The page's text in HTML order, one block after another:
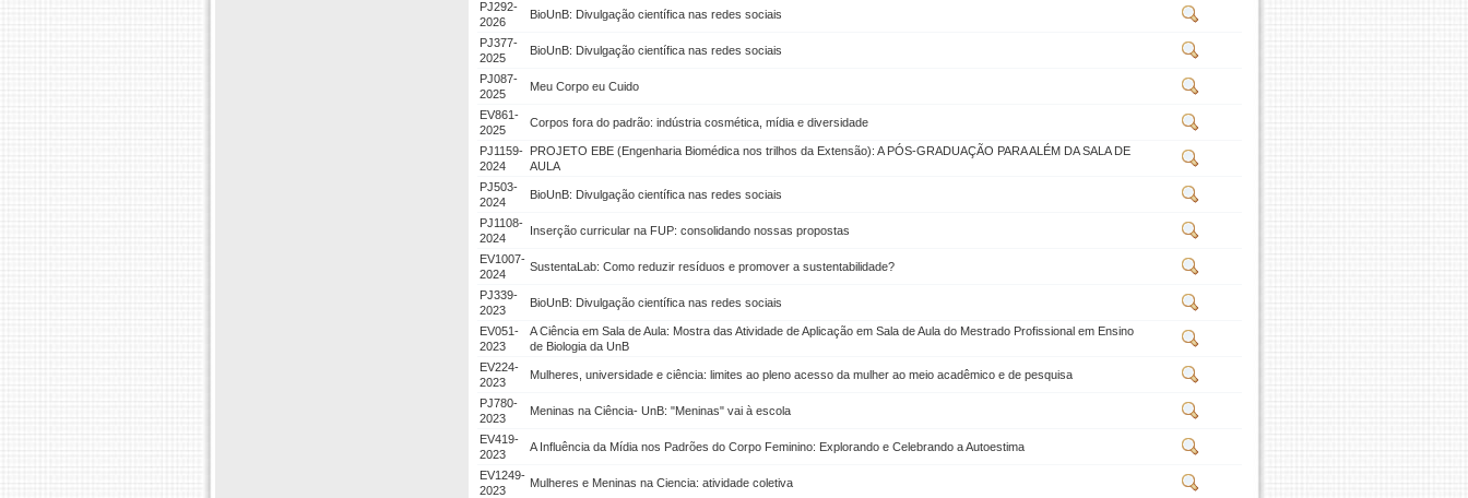
PJ292-
2026
BioUnB: Divulgação científica nas redes sociais
PJ377-
2025
BioUnB: Divulgação científica nas redes sociais
PJ087-
2025
Meu Corpo eu Cuido
EV861-
2025
Corpos fora do padrão: indústria cosmética, mídia e diversidade
PJ1159-
2024
PROJETO EBE (Engenharia Biomédica nos trilhos da Extensão): A PÓS-GRADUAÇÃO PARA ALÉM DA SALA DE
AULA
PJ503-
2024
BioUnB: Divulgação científica nas redes sociais
PJ1108-
2024
Inserção curricular na FUP: consolidando nossas propostas
EV1007-
2024
SustentaLab: Como reduzir resíduos e promover a sustentabilidade?
PJ339-
2023
BioUnB: Divulgação científica nas redes sociais
EV051-
2023
A Ciência em Sala de Aula: Mostra das Atividade de Aplicação em Sala de Aula do Mestrado Profissional em Ensino
de Biologia da UnB
EV224-
2023
Mulheres, universidade e ciência: limites ao pleno acesso da mulher ao meio acadêmico e de pesquisa
PJ780-
2023
Meninas na Ciência- UnB: "Meninas" vai à escola
EV419-
2023
A Influência da Mídia nos Padrões do Corpo Feminino: Explorando e Celebrando a Autoestima
EV1249-
2023
Mulheres e Meninas na Ciencia: atividade coletiva